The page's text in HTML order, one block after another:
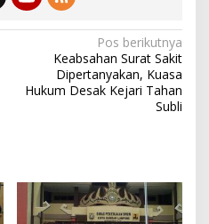
Pos berikutnya
Keabsahan Surat Sakit
Dipertanyakan, Kuasa
Hukum Desak Kejari Tahan
Subli